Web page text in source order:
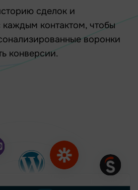
сделок и
контактом, чтобы
воронки
конверсии.